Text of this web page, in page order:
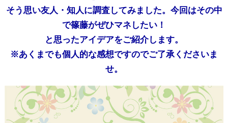
そう思い友人・知人に調査してみました。今回はその中
で篠藤がぜひマネしたい！
と思ったアイデアをご紹介します。
※あくまでも個人的な感想ですのでご了承くださいま
せ。